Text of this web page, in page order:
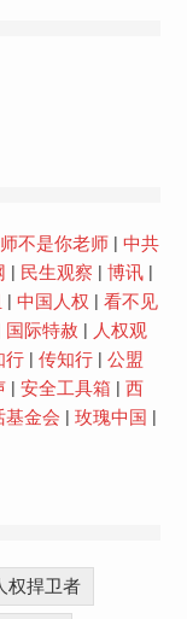
不是你老师| 中共
| 民生观察 | 博讯|
| 中国人权 | 看不见
国际特赦 | 人权观
行| 传知行| 公盟
| 安全工具箱 | 西
基金会 | 玫瑰中国 |
权捍卫者